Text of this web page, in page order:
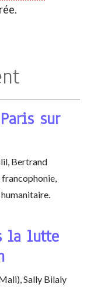
sur
Bertrand
la lutte
Sally Bilaly